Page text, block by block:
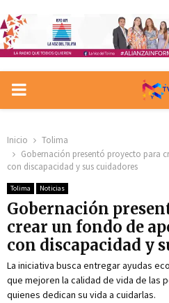
PRIMARY
Inicio
Tolima
Gobernación presentó proyecto para
con discapacidad y sus cuidadores
Tolima Noticias
Gobernación
crear un fondo de
con discapacidad y
La iniciativa busca entregar ayudas
que mejoren la calidad de vida de las
quienes dedican su vida a cuidarlas.